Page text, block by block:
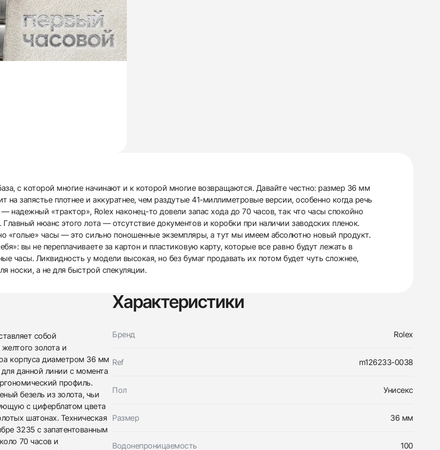
с которой многие начинают и к которой многие возвращаются. Давайте честно: размер 36 мм
на запястье плотнее и аккуратнее, чем раздутые 41-миллиметровые версии, особенно когда речь
надежный «трактор», Rolex наконец-то довели запас хода до 70 часов, так что часы спокойно
нюанс этого лота — отсутствие документов и коробки при наличии заводских пленок.
«голые» часы — это сильно поношенные экземпляры, а тут мы имеем абсолютно новый продукт.
вы не переплачиваете за картон и пластиковую карту, которые все равно будут лежать в
часы. Ликвидность у модели высокая, но без бумаг продавать их потом будет чуть сложнее,
носки, а не для быстрой спекуляции.
собой
золота и
корпуса диаметром 36 мм
данной линии с момента
профиль.
безель из золота, чьи
с циферблатом цвета
шатонах. Техническая
3235 с запатентованным
70 часов и
Характеристики
Бренд Rolex
Ref m126233-0038
Пол Унисекс
Размер 36 мм
Водонепроницаемость 100
Заказать эти часы
Оставьте ваши контактные данные и мы свяжемся с
вами
Rolex
Datejust Oyster Perpetual 36 mm
Новые
По запросу
Оставьте ваши контактные данные и мы свяжемся с
вами
Rolex
Datejust Oyster Perpetual 36 mm
Новые
По запросу